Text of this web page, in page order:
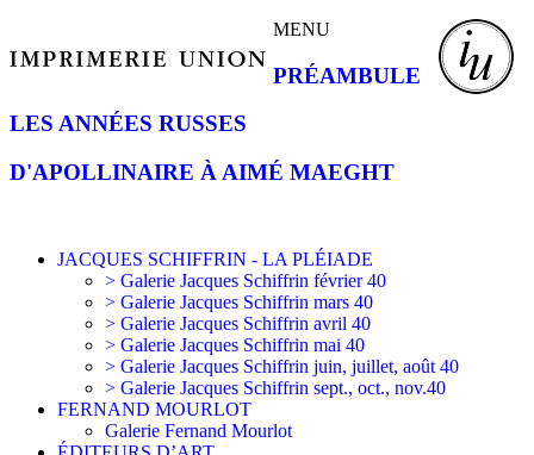
MENU
PRÉAMBULE
LES ANNÉES RUSSES
D'APOLLINAIRE À AIMÉ MAEGHT
JACQUES SCHIFFRIN - LA PLÉIADE
> Galerie Jacques Schiffrin février 40
> Galerie Jacques Schiffrin mars 40
> Galerie Jacques Schiffrin avril 40
> Galerie Jacques Schiffrin mai 40
> Galerie Jacques Schiffrin juin, juillet, août 40
> Galerie Jacques Schiffrin sept., oct., nov.40
FERNAND MOURLOT
Galerie Fernand Mourlot